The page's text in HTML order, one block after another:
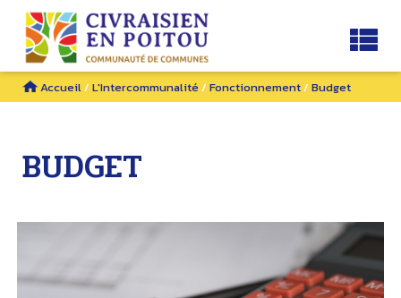
Accueil/ L'Intercommunalité/ Fonctionnement/ Budget
BUDGET